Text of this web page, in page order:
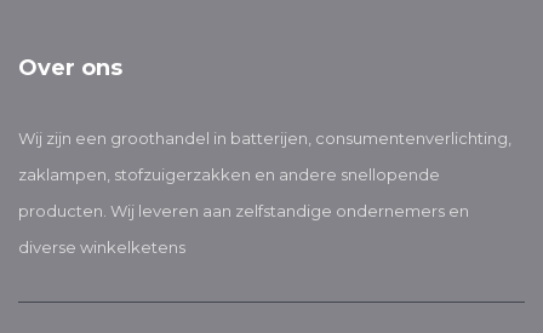
Over ons
Wij zijn een groothandel in batterijen, consumentenverlichting,
zaklampen, stofzuigerzakken en andere snellopende
producten. Wij leveren aan zelfstandige ondernemers en
diverse winkelketens